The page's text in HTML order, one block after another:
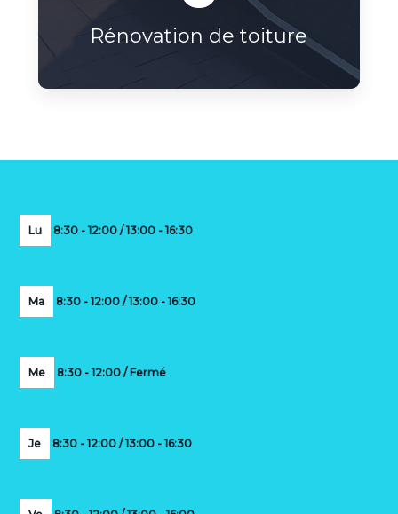
Rénovation de toiture
Lu 8:30 - 12:00 / 13:00 - 16:30
Ma 8:30 - 12:00 / 13:00 - 16:30
Me 8:30 - 12:00 / Fermé
Je 8:30 - 12:00 / 13:00 - 16:30